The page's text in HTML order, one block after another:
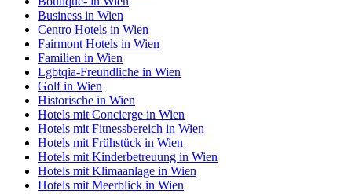
Business in Wien
Centro Hotels in Wien
Fairmont Hotels in Wien
Familien in Wien
Lgbtqia-Freundliche in Wien
Golf in Wien
Historische in Wien
Hotels mit Concierge in Wien
Hotels mit Fitnessbereich in Wien
Hotels mit Frühstück in Wien
Hotels mit Kinderbetreuung in Wien
Hotels mit Klimaanlage in Wien
Hotels mit Meerblick in Wien